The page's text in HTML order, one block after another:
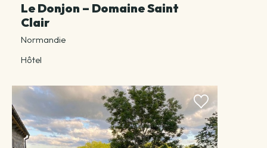
Le Donjon – Domaine Saint
Clair
Normandie
Hôtel